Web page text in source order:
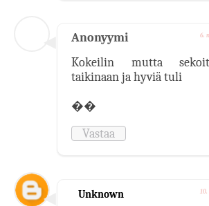
Anonyymi 6.
Kokeilin mutta
taikinaan ja hyviä tuli
��
Vastaa
Unknown